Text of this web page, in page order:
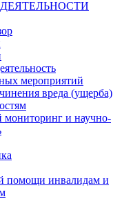
мероприятий
вреда (ущерба)
мониторинг и научно-
помощи инвалидам и